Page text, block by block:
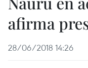
afirma
28/06/2018 14:26